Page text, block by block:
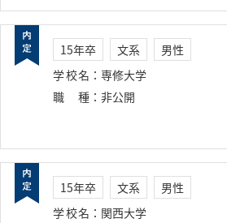
15年卒 文系
男性
学校名 ： 専修大学
職種 ： 非公開
15年卒 文系
男性
学校名 ： 関西大学